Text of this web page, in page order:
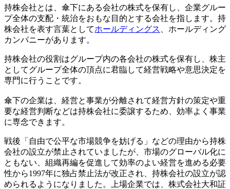
5-1.持株会社制
5-2.事業部制（カンパニー制）
5-3.分社制
6.持株会社を事業承継に活用する流れ
6-2.②金融機関から融資を受ける
6-3.③先代経営者から株式を取得する
7.終わりに
持株会社とは、傘下にある会社の株式を保有し、企業グルー
プ全体の支配・統治をおもな目的とする会社を指します。持
株会社を表す言葉としてホールディングス
、ホールディング
カンパニーがあります。
持株会社の役割はグループ内の各会社の株式を保有し、株主
としてグループ全体の頂点に君臨して経営戦略や意思決定を
専門に行うことです。
傘下の企業は、経営と事業が分離されて経営方針の策定や重
要な経営判断などは持株会社に委譲するため、効率よく事業
に専念できます。
戦後「自由で公平な市場競争を妨げる」などの理由から持株
会社の設立が禁止されていましたが、市場のグローバル化に
ともない、組織再編を促進して効率のよい経営を進める必要
性から1997年に独占禁止法が改正され、持株会社の設立が認
められるようになりました。上場企業では、株式会社大和証